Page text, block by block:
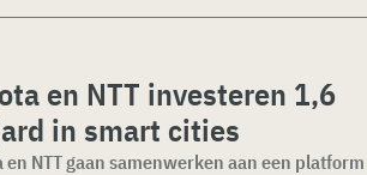
en NTT investeren 1,6
in smart cities
en NTT gaan samenwerken aan een platform